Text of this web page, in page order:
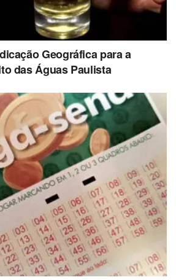
Geográfica para a
das Águas Paulista